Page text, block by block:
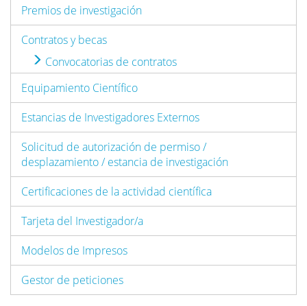
Premios de investigación
Contratos y becas
Convocatorias de contratos
Equipamiento Científico
Estancias de Investigadores Externos
Solicitud de autorización de permiso /
desplazamiento / estancia de investigación
Certificaciones de la actividad científica
Tarjeta del Investigador/a
Modelos de Impresos
Gestor de peticiones